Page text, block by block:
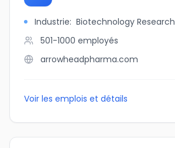
Industrie: Biotechnology Research
501-1000 employés
arrowheadpharma.com
Voir les emplois et détails